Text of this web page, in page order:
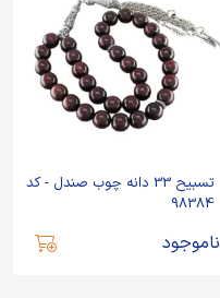
تسبیح 33 دانه چوب صندل - کد
98384
ناموجود